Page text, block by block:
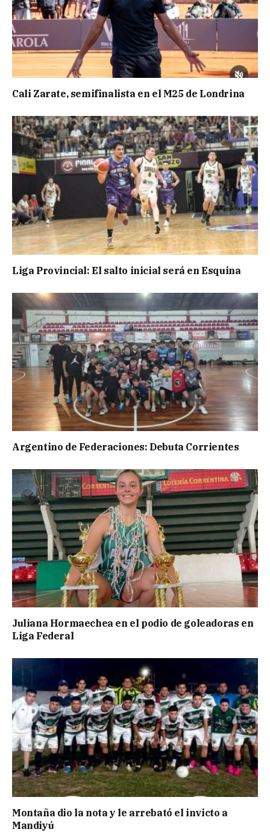
Cali Zarate, semifinalista en el M25 de Londrina
Liga Provincial: El salto inicial será en Esquina
Argentino de Federaciones: Debuta Corrientes
Juliana Hormaechea en el podio de goleadoras en
Liga Federal
Montaña dio la nota y le arrebató el invicto a
Mandiyú